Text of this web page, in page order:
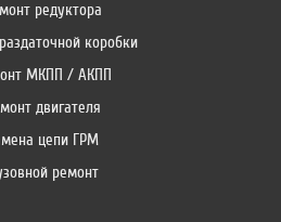
редуктора
коробки
МКПП / АКПП
двигателя
цепи ГРМ
ремонт